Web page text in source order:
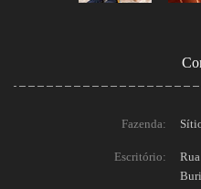
Fazenda:
Escritório: